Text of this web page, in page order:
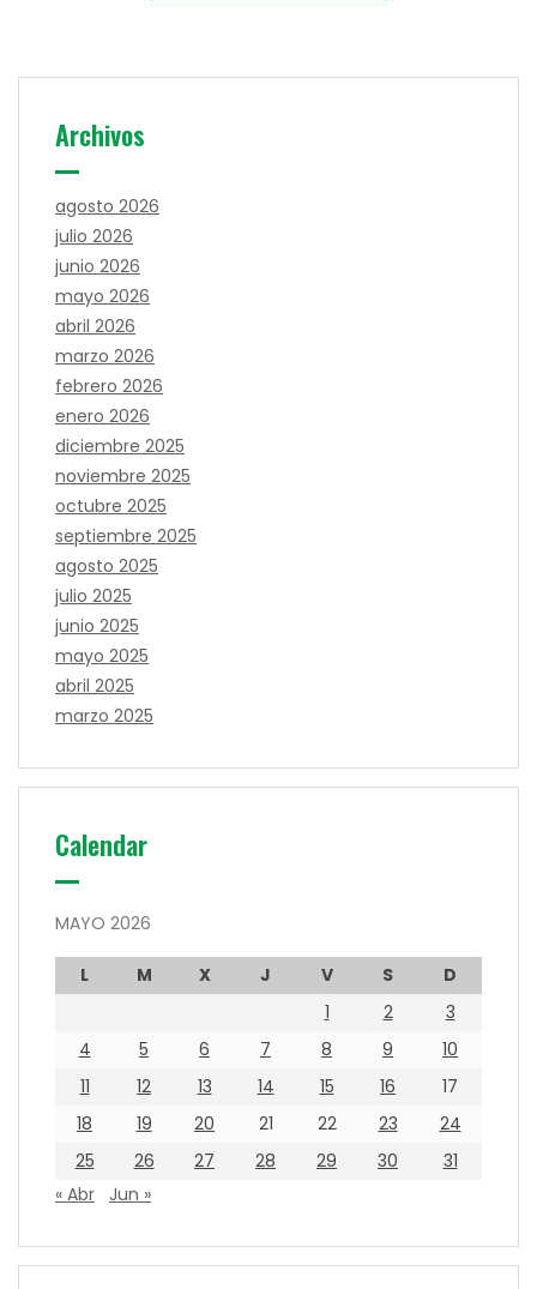
Archivos
agosto 2026
julio 2026
junio 2026
mayo 2026
abril 2026
marzo 2026
febrero 2026
enero 2026
diciembre 2025
noviembre 2025
octubre 2025
septiembre 2025
agosto 2025
julio 2025
junio 2025
mayo 2025
abril 2025
marzo 2025
Calendar
MAYO 2026
L M X J V S
D
1
2
3
4
5 6 7 8 9
10
11
12 13 14 15 16
17
18
19 20 21 22 23
24
25
26 27 28 29 30
31
« Abr
Jun »